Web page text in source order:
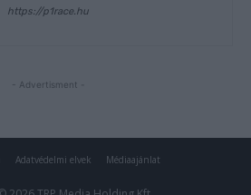
Adatvédelmi elvek Médiaajánlat